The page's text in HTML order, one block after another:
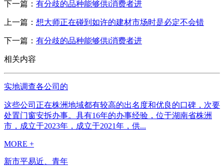
下一篇： 有分歧的品种能够供i消费者进
上一篇： 想大师正在碰到如许的建材市场时是必定不会错
下一篇： 有分歧的品种能够供i消费者进
相关内容
实地调查各公司的
这些公司正在株洲地域都有较高的出名度和优良的口碑，次要
处置门窗安拆办事。具有16年的办事经验，位于湖南省株洲
市，成立于2023年，成立于2021年，供...
MORE +
新市平易近、青年